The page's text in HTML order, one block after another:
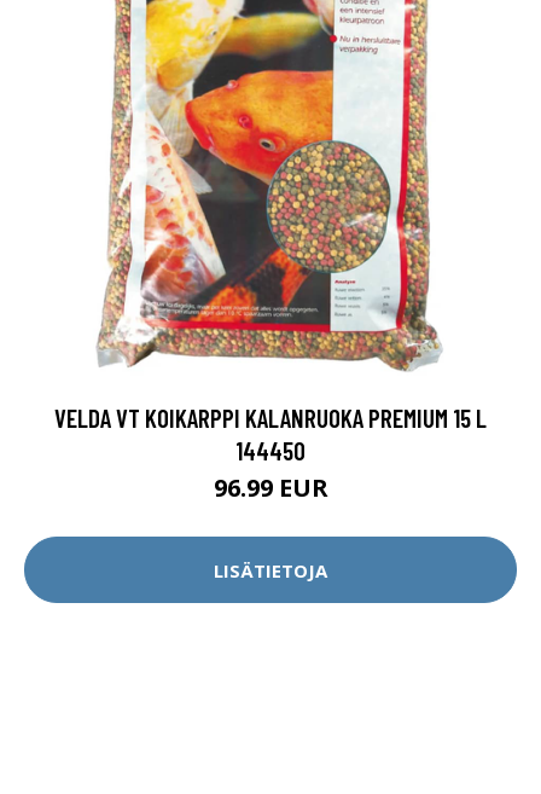
VELDA VT KOIKARPPI KALANRUOKA PREMIUM 15 L
144450
96.99 EUR
LISÄTIETOJA